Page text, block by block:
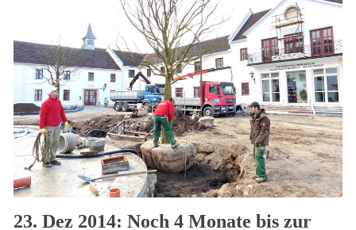
23. Dez 2014: Noch 4 Monate bis zur